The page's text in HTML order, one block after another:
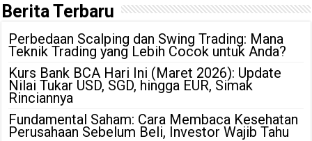
Berita Terbaru
Perbedaan Scalping dan Swing Trading: Mana
Teknik Trading yang Lebih Cocok untuk Anda?
Kurs Bank BCA Hari Ini (Maret 2026): Update
Nilai Tukar USD, SGD, hingga EUR, Simak
Rinciannya
Fundamental Saham: Cara Membaca Kesehatan
Perusahaan Sebelum Beli, Investor Wajib Tahu